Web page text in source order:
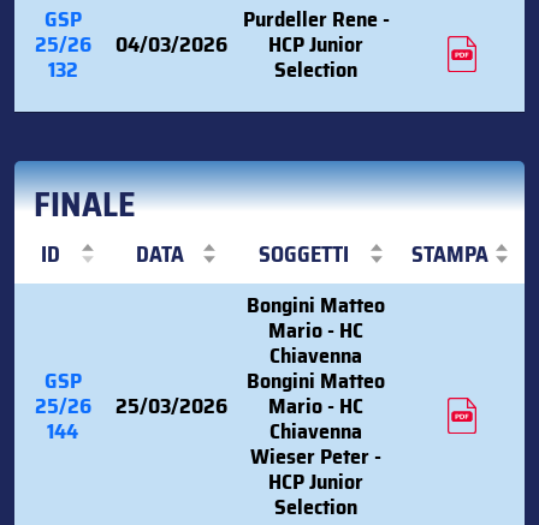
GSP
25/26
132
04/03/2026
Purdeller Rene -
HCP Junior
Selection
FINALE
ID DATA SOGGETTI STAMPA
GSP
25/26
144
25/03/2026
Bongini Matteo
Mario - HC
Chiavenna
Bongini Matteo
Mario - HC
Chiavenna
Wieser Peter -
HCP Junior
Selection